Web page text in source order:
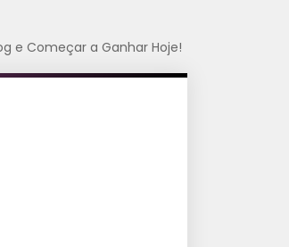
e Começar a Ganhar Hoje!